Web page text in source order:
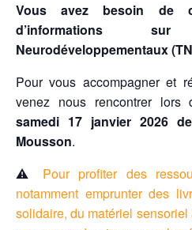
Vous avez besoin de
d’informations
Neurodéveloppementaux
Pour vous accompagner et
venez nous rencontrer lors
samedi 17 janvier 2026
Mousson.
⚠️ Pour profiter des
notamment emprunter des
solidaire, du matériel